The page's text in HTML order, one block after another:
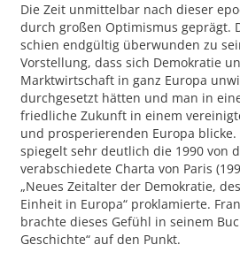
Die Zeit unmittelbar nach dieser
durch großen Optimismus geprägt.
schien endgültig überwunden zu
Vorstellung, dass sich Demokratie
Marktwirtschaft in ganz Europa
durchgesetzt hätten und man in
friedliche Zukunft in einem
und prosperierenden Europa blicke.
spiegelt sehr deutlich die 1990 von
verabschiedete Charta von Paris
„Neues Zeitalter der Demokratie,
Einheit in Europa“ proklamierte.
brachte dieses Gefühl in seinem
Geschichte“ auf den Punkt.